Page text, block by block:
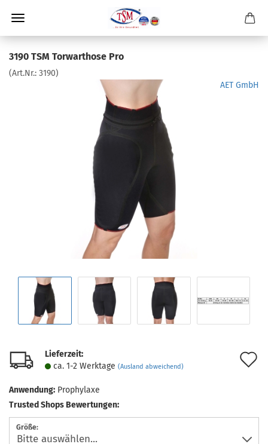
3190 TSM Torwarthose Pro
(Art.Nr.: 3190)
AET GmbH
Lieferzeit:
ca. 1-2 Werktage (Ausland abweichend)
Anwendung: Prophylaxe
Trusted Shops Bewertungen:
Größe: